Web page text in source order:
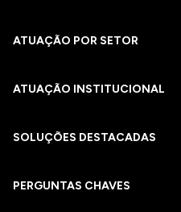
ATUAÇÃO POR SETOR
ATUAÇÃO INSTITUCIONAL
SOLUÇÕES DESTACADAS
PERGUNTAS CHAVES​